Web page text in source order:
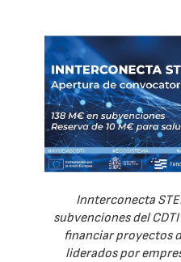
Innterconecta
subvenciones del
financiar proyectos
liderados por